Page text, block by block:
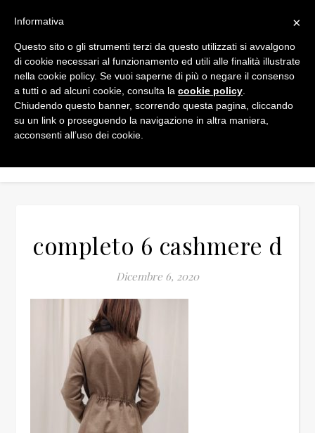
completo 6 cashmere d
Dicembre 6, 2020
×
Informativa
Questo sito o gli strumenti terzi da questo utilizzati si avvalgono
di cookie necessari al funzionamento ed utili alle finalità illustrate
nella cookie policy. Se vuoi saperne di più o negare il consenso
a tutti o ad alcuni cookie, consulta la cookie policy
Chiudendo questo banner, scorrendo questa pagina, cliccando
su un link o proseguendo la navigazione in altra maniera,
acconsenti all’uso dei cookie.